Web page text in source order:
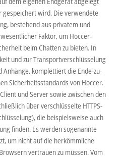
gespeichert wird. Die verwendete
bestehend aus privatem und
Faktor, um Hoccer-
beim Chatten zu bieten. In
und zur Transportverschlüsselung
komplettiert die Ende-zu-
Sicherheitsstandards von Hoccer.
und Server sowie zwischen den
über verschlüsselte HTTPS-
die beispielsweise auch
finden. Es werden sogenannte
um nicht auf die herkömmliche
vertrauen zu müssen. Vom